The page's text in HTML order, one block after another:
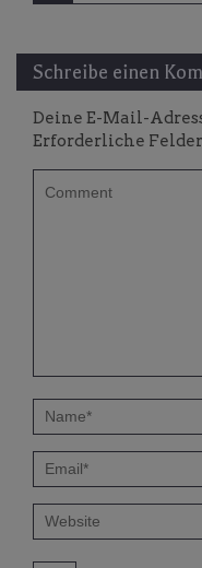
Schreibe einen
Deine E-Mail-
Erforderliche